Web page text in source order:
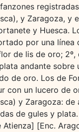
y Zaragoza, y
y Huesca.
por una línea
de lis de oro; 2º,
andante sobre
de oro. Los de
con un lucero de
y Zaragoza: de
de gules y
[Enc.